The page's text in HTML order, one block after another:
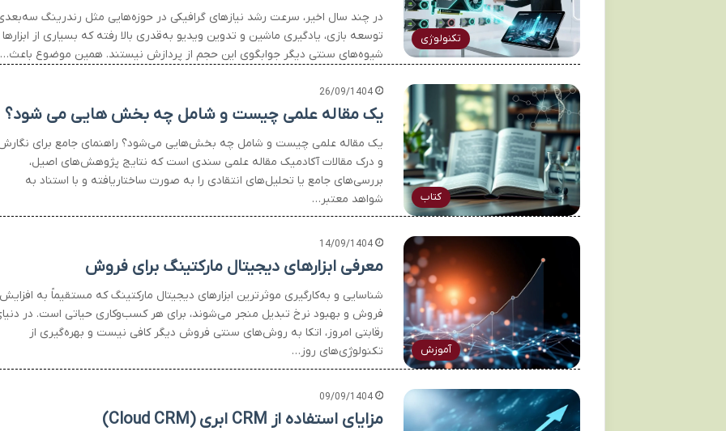
تکنولوژی
در چند سال اخیر، سرعت رشد نیازهای گرافیکی در حوزه‌هایی مثل رندرینگ
توسعه بازی، یادگیری ماشین و تدوین ویدیو به‌قدری بالا رفته که بسیاری از
شیوه‌های سنتی دیگر جوابگوی این حجم از پردازش نیستند. همین موضوع باعث…
کتاب
26/09/1404
یک مقاله علمی چیست و شامل چه بخش هایی می شود؟
یک مقاله علمی چیست و شامل چه بخش‌هایی می‌شود؟ راهنمای جامع برای
و درک مقالات آکادمیک مقاله علمی سندی است که نتایج پژوهش‌های اصیل،
بررسی‌های جامع یا تحلیل‌های انتقادی را به صورت ساختاریافته و با استناد به
شواهد معتبر…
آموزش
14/09/1404
معرفی ابزارهای دیجیتال مارکتینگ برای فروش
شناسایی و به‌کارگیری موثرترین ابزارهای دیجیتال مارکتینگ که مستقیماً به
فروش و بهبود نرخ تبدیل منجر می‌شوند، برای هر کسب‌وکاری حیاتی است. در
رقابتی امروز، اتکا به روش‌های سنتی فروش دیگر کافی نیست و بهره‌گیری از
تکنولوژی‌های روز…
09/09/1404
مزایای استفاده از CRM ابری (Cloud CRM)